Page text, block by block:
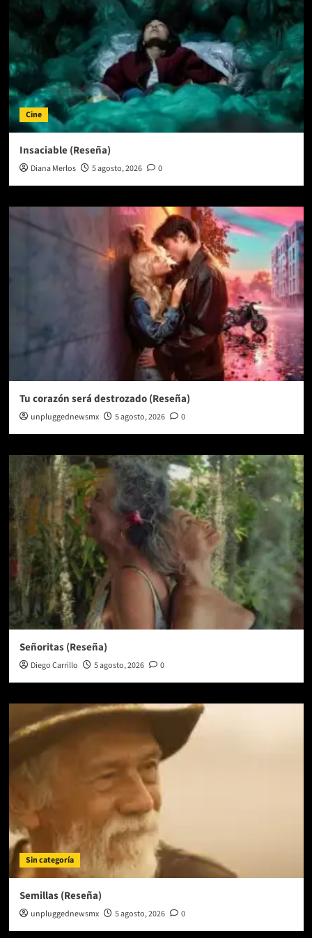
Cine
Insaciable (Reseña)
Diana Merlos 5 agosto, 2026 0
Tu corazón será destrozado (Reseña)
unpluggednewsmx 5 agosto, 2026 0
Señoritas (Reseña)
Diego Carrillo 5 agosto, 2026 0
Sin categoría
Semillas (Reseña)
unpluggednewsmx 5 agosto, 2026 0